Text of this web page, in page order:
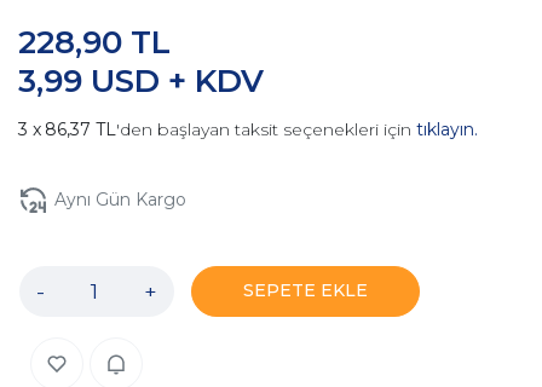
3,99 USD + KDV
228,90 TL
86,37 TL'den başlayan taksit seçenekleri için tıklayın.
Aynı Gün Kargo
- + SEPETE EKLE